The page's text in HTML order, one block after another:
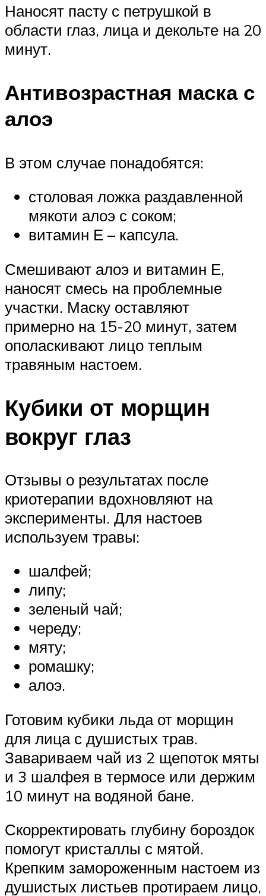
Наносят пасту с петрушкой в ​​
области глаз, лица и декольте на 20
минут.
Антивозрастная маска с
алоэ
В этом случае понадобятся:
столовая ложка раздавленной
мякоти алоэ с соком;
витамин Е – капсула.
Смешивают алоэ и витамин Е,
наносят смесь на проблемные
участки. Маску оставляют
примерно на 15-20 минут, затем
ополаскивают лицо теплым
травяным настоем.
Кубики от морщин
вокруг глаз
Отзывы о результатах после
криотерапии вдохновляют на
эксперименты. Для настоев
используем травы:
шалфей;
липу;
зеленый чай;
череду;
мяту;
ромашку;
алоэ.
Готовим кубики льда от морщин
для лица с душистых трав.
Завариваем чай из 2 щепоток мяты
и 3 шалфея в термосе или держим
10 минут на водяной бане.
Скорректировать глубину бороздок
помогут кристаллы с мятой.
Крепким замороженным настоем из
душистых листьев протираем лицо,